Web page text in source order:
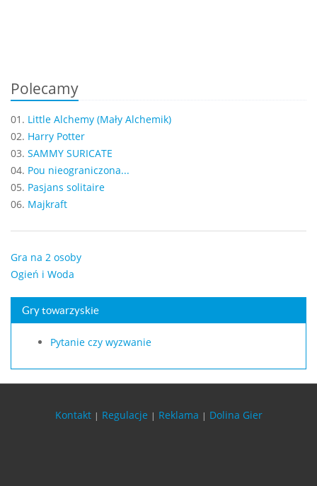
Polecamy
01. Little Alchemy (Mały Alchemik)
02. Harry Potter
03. SAMMY SURICATE
04. Pou nieograniczona...
05. Pasjans solitaire
06. Majkraft
Gra na 2 osoby
Ogień i Woda
Gry towarzyskie
Pytanie czy wyzwanie
Kontakt | Regulacje | Reklama | Dolina Gier